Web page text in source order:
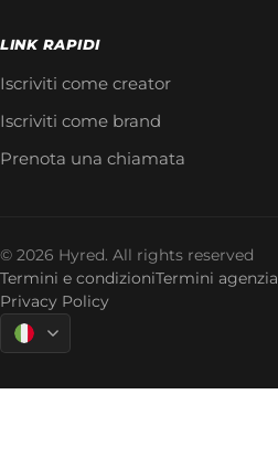
LINK RAPIDI
Iscriviti come creator
Iscriviti come brand
Prenota una chiamata
© 2026 Hyred. All rights reserved
Termini e condizioniTermini agenzia
Privacy Policy
Language